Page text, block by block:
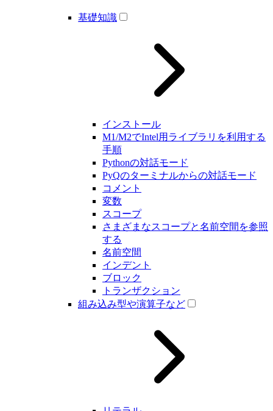
基礎知識
インストール
M1/M2でIntel用ライブラリを利用する
手順
Pythonの対話モード
PyQのターミナルからの対話モード
コメント
変数
スコープ
さまざまなスコープと名前空間を参照
する
名前空間
インデント
ブロック
トランザクション
組み込み型や演算子など